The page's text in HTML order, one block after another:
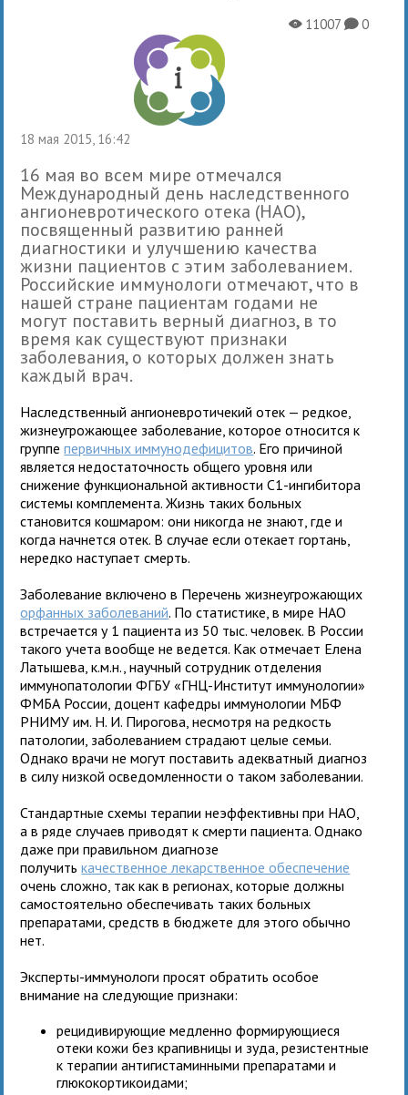
18 мая 2015, 16:42
X11007K0
16 мая во всем мире отмечался
Международный день наследственного
ангионевротического отека (НАО),
посвященный развитию ранней
диагностики и улучшению качества
жизни пациентов с этим заболеванием.
Российские иммунологи отмечают, что в
нашей стране пациентам годами не
могут поставить верный диагноз, в то
время как существуют признаки
заболевания, о которых должен знать
каждый врач.
Наследственный ангионевротичекий отек — редкое,
жизнеугрожающее заболевание, которое относится к
группепервичных иммунодефицитов. Его причиной
является недостаточность общего уровня или
снижение функциональной активности С1-ингибитора
системы комплемента. Жизнь таких больных
становится кошмаром: они никогда не знают, где и
когда начнется отек. В случае если отекает гортань,
нередко наступает смерть.
Заболевание включено в Перечень жизнеугрожающих
орфанных заболеваний. По статистике, в мире НАО
встречается у 1 пациента из 50 тыс. человек. В России
такого учета вообще не ведется. Как отмечает Елена
Латышева, к.м.н., научный сотрудник отделения
иммунопатологии ФГБУ «ГНЦ-Институт иммунологии»
ФМБА России, доцент кафедры иммунологии МБФ
РНИМУ им. Н. И. Пирогова, несмотря на редкость
патологии, заболеванием страдают целые семьи.
Однако врачи не могут поставить адекватный диагноз
в силу низкой осведомленности о таком заболевании.
Стандартные схемы терапии неэффективны при НАО,
а в ряде случаев приводят к смерти пациента. Однако
даже при правильном диагнозе
получитькачественное лекарственное обеспечение
очень сложно, так как в регионах, которые должны
самостоятельно обеспечивать таких больных
препаратами, средств в бюджете для этого обычно
нет.
Эксперты-иммунологи просят обратить особое
внимание на следующие признаки:
рецидивирующие медленно формирующиеся
отеки кожи без крапивницы и зуда, резистентные
к терапии антигистаминными препаратами и
глюкокортикоидами;